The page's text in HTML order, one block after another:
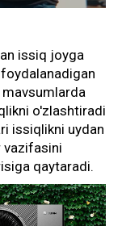
issiq joyga
o'zlashtiradi
issiqlikni uydan
vazifasini
qaytaradi.